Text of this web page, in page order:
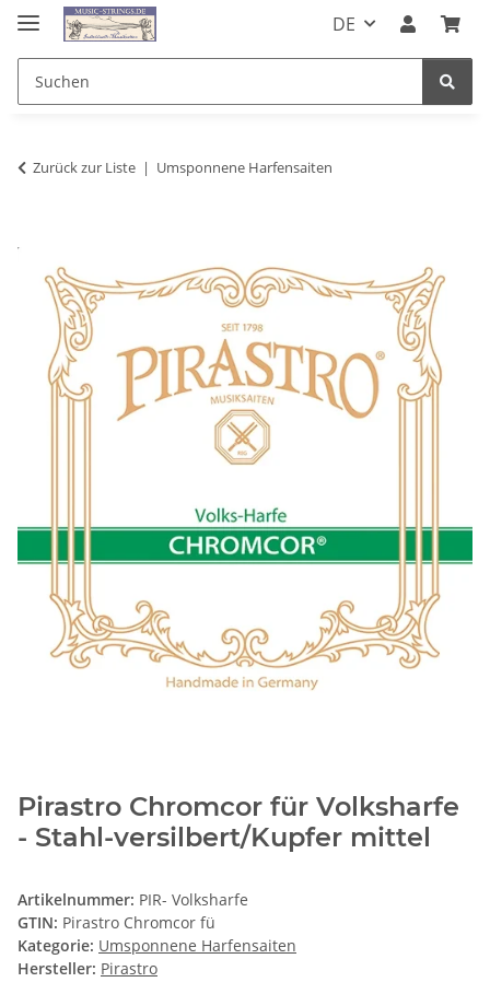
DE
Zurück zur Liste Umsponnene Harfensaiten
Pirastro Chromcor für Volksharfe
- Stahl-versilbert/Kupfer mittel
Artikelnummer: PIR- Volksharfe
GTIN: Pirastro Chromcor fü
Kategorie: Umsponnene Harfensaiten
Hersteller: Pirastro